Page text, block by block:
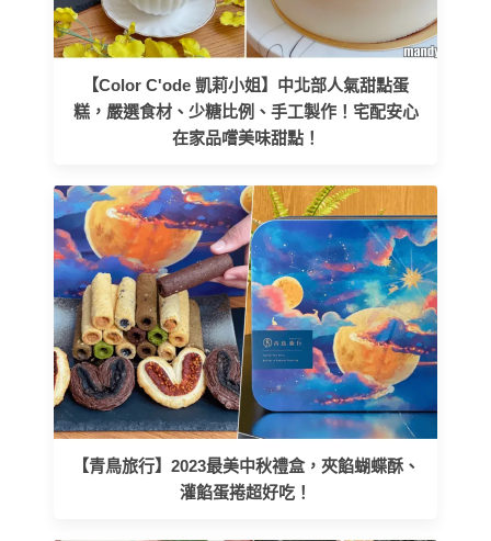
【Color C'ode 凱莉小姐】中北部人氣甜點蛋
糕，嚴選食材、少糖比例、手工製作！宅配安心
在家品嚐美味甜點！
【青鳥旅行】2023最美中秋禮盒，夾餡蝴蝶酥、
灌餡蛋捲超好吃！